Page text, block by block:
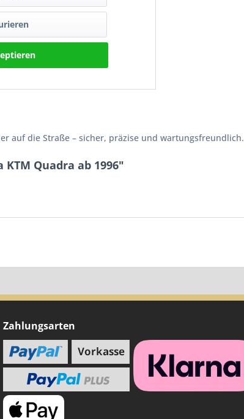
auf die Straße – sicher, präzise und wartungsfreundlich.
Quadra ab 1996"
Zahlungsarten